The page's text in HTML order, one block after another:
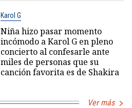
Karol G
Niña hizo pasar momento
incómodo a Karol G en pleno
concierto al confesarle ante
miles de personas que su
canción favorita es de Shakira
Ver más